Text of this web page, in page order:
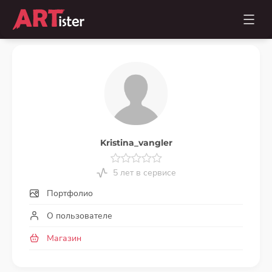
Kristina_vangler
5 лет в сервисе
Портфолио
О пользователе
Магазин